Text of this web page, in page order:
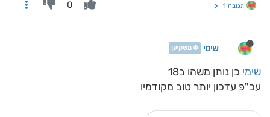
תגובה 1 0
שימי ❄️ משקיען
שימי כן נותן משהו ב18
עכ"פ עדכון יותר טוב מקודמיו